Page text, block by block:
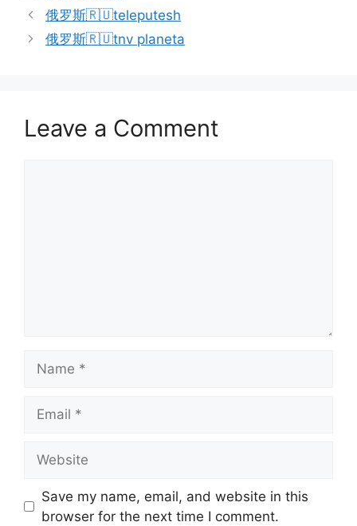
俄罗斯🇷🇺teleputesh
俄罗斯🇷🇺tnv planeta
Leave a Comment
Save my name, email, and website in this
browser for the next time I comment.